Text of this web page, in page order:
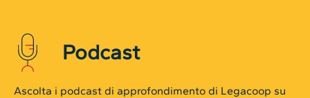
Podcast
Ascolta i podcast di approfondimento di Legacoop su